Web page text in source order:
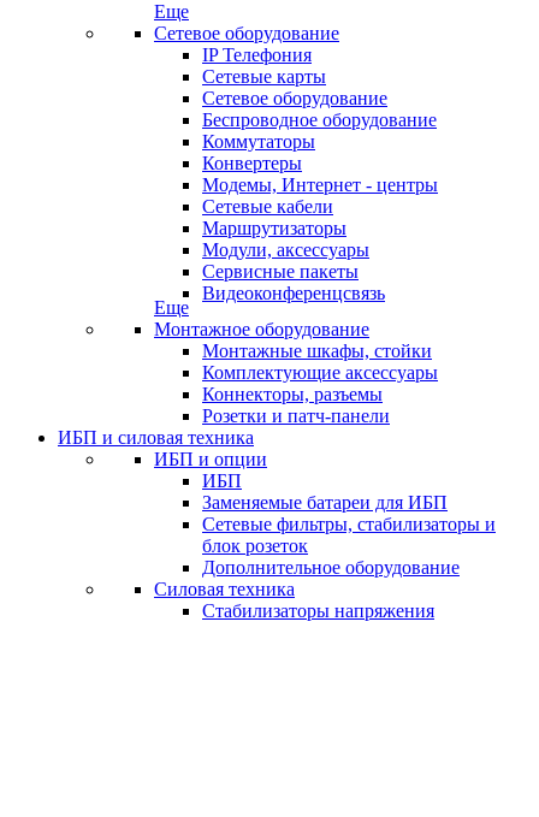
Еще
Сетевое оборудование
IP Телефония
Сетевые карты
Сетевое оборудование
Беспроводное оборудование
Коммутаторы
Конвертеры
Модемы, Интернет - центры
Сетевые кабели
Маршрутизаторы
Модули, аксессуары
Сервисные пакеты
Видеоконференцсвязь
Еще
Монтажное оборудование
Монтажные шкафы, стойки
Комплектующие аксессуары
Коннекторы, разъемы
Розетки и патч-панели
ИБП и силовая техника
ИБП и опции
ИБП
Заменяемые батареи для ИБП
Сетевые фильтры, стабилизаторы и
блок розеток
Дополнительное оборудование
Силовая техника
Стабилизаторы напряжения